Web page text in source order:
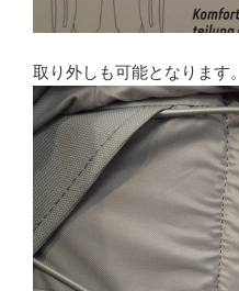
取り外しも可能となります。